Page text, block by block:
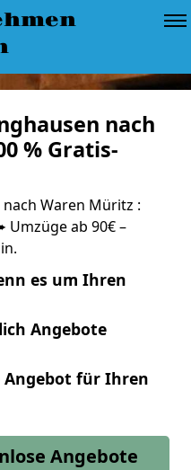
nach
% Gratis-
Waren Müritz :
ab 90€ –
es um Ihren
Angebote
Angebot für Ihren
Angebote